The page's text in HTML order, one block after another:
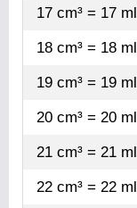
17 cm³ = 17 ml
18 cm³ = 18 ml
19 cm³ = 19 ml
20 cm³ = 20 ml
21 cm³ = 21 ml
22 cm³ = 22 ml